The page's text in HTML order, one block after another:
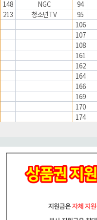
148
NGC 94
213
청소년TV 95
106
107
108
161
162
164
166
169
170
174